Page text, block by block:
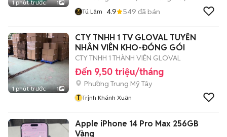
1 phút trước 1
Tú Lâm 4.9 549 đã bán
1 phút trước 1
CTY TNHH 1 TV GLOVAL TUYỂN
NHÂN VIÊN KHO-ĐÓNG GÓI
CTY TNHH 1 THÀNH VIÊN GLOVAL
Đến 9,50 triệu/tháng
Phường Trung Mỹ Tây
T Trịnh Khánh Xuân
Apple iPhone 14 Pro Max 256GB
Vàng